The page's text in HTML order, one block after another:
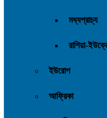
মধ্যপ্রাচ্য
রাশিয়া-
ইউরোপ
আফ্রিকা